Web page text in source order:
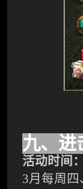
九、进
活动时间：
3月每周四